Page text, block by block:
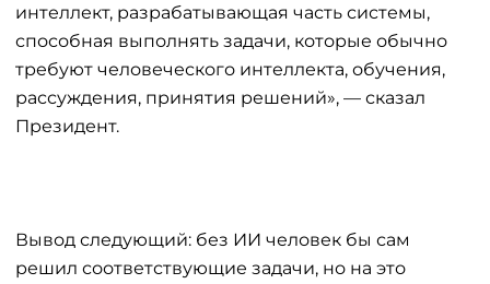
интеллект, разрабатывающая часть системы,
способная выполнять задачи, которые обычно
требуют человеческого интеллекта, обучения,
рассуждения, принятия решений», — сказал
Президент.
Вывод следующий: без ИИ человек бы сам
решил соответствующие задачи, но на это